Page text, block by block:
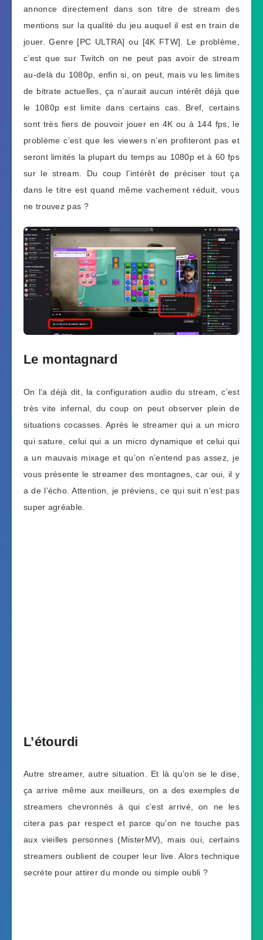
annonce directement dans son titre de stream des
mentions sur la qualité du jeu auquel il est en train de
jouer. Genre [PC ULTRA] ou [4K FTW]. Le problème,
c’est que sur Twitch on ne peut pas avoir de stream
au-delà du 1080p, enfin si, on peut, mais vu les limites
de bitrate actuelles, ça n’aurait aucun intérêt déjà que
le 1080p est limite dans certains cas. Bref, certains
sont très fiers de pouvoir jouer en 4K ou à 144 fps, le
problème c’est que les viewers n’en profiteront pas et
seront limités la plupart du temps au 1080p et à 60 fps
sur le stream. Du coup l’intérêt de préciser tout ça
dans le titre est quand même vachement réduit, vous
ne trouvez pas ?
Le montagnard
On l’a déjà dit, la configuration audio du stream, c’est
très vite infernal, du coup on peut observer plein de
situations cocasses. Après le streamer qui a un micro
qui sature, celui qui a un micro dynamique et celui qui
a un mauvais mixage et qu’on n’entend pas assez, je
vous présente le streamer des montagnes, car oui, il y
a de l’écho. Attention, je préviens, ce qui suit n’est pas
super agréable.
L’étourdi
Autre streamer, autre situation. Et là qu’on se le dise,
ça arrive même aux meilleurs, on a des exemples de
streamers chevronnés à qui c’est arrivé, on ne les
citera pas par respect et parce qu’on ne touche pas
aux vieilles personnes (MisterMV), mais oui, certains
streamers oublient de couper leur live. Alors technique
secrète pour attirer du monde ou simple oubli ?